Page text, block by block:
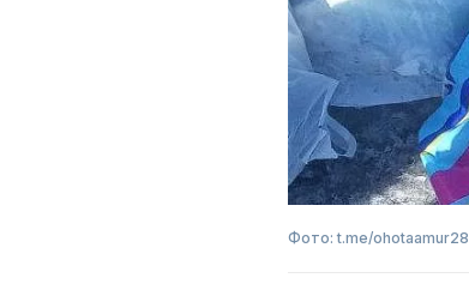
Фото: t.me/ohotaamur28